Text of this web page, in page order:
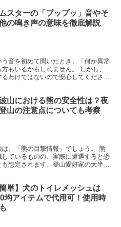
スターの「プップッ」音やそ
の鳴き声の意味を徹底解説
音を初めて聞いたとき、「何か異常
もいるかもしれません。 しかし、
わけではないので安心してくださ
山における熊の安全性は？夜
山の注意点についても考察
、「熊の目撃情報」でしょう。 熊
ているものの、実際に遭遇すると恐
想定されます。登山愛好家の大半
簡単】犬のトイレメッシュは
均アイテムで代用可！使用時